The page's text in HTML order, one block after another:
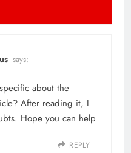
says:
about the
After reading it, I
Hope you can help
REPLY